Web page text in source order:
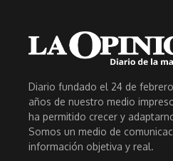
Diario fundado el 24 de
años de nuestro medio
ha permitido crecer y
Somos un medio de
información objetiva y real.